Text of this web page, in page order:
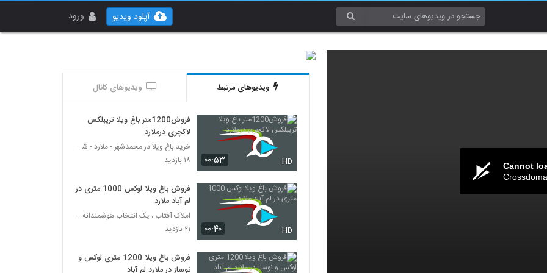
ورود آپلود ویدیو
Cannot
ویدیوهای مرتبط ویدیوهای کانال
۰۰:۵۳ HD
فروش1200متر باغ ویلا تریبلکس
لاکچری درملارد
خرید باغ ویلا در محمدشهر - ملارد - شهریار
۱۸ بازدید
۰۰:۴۰ HD
فروش باغ ویلا لوکس 1000 متری در
لم آباد ملارد
املاک آفتاب ، یک انتخاب هوشمندانه...
۲۱ بازدید
فروش باغ ویلا 1200 متری لوکس و
نوساز در ملارد لم آباد